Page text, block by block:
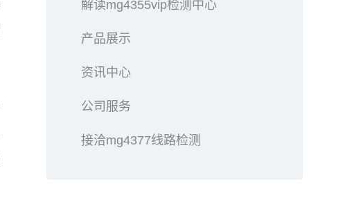
解读mg4355vip检测中心
产品展示
资讯中心
公司服务
接洽mg4377线路检测